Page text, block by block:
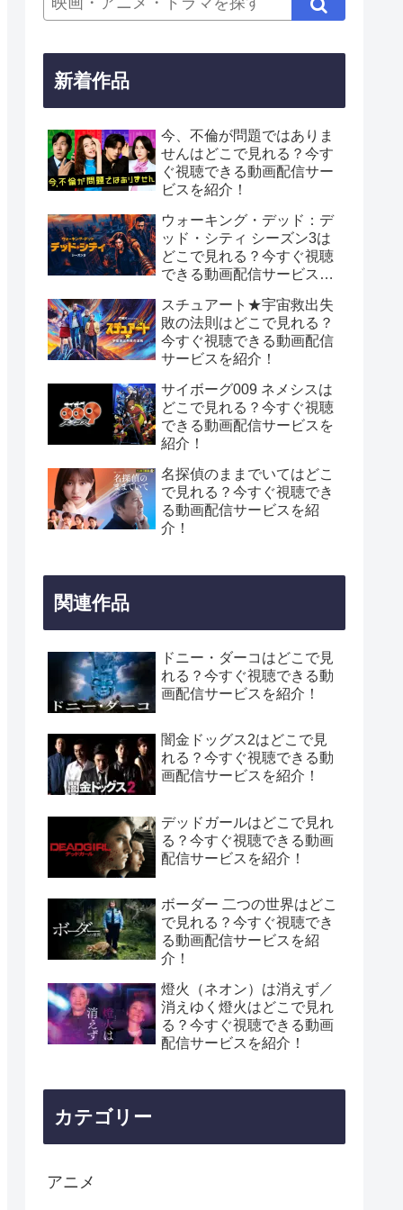
新着作品
今、不倫が問題ではありま
せんはどこで見れる？今す
ぐ視聴できる動画配信サー
ビスを紹介！
ウォーキング・デッド：デ
ッド・シティ シーズン3は
どこで見れる？今すぐ視聴
できる動画配信サービスを
スチュアート★宇宙救出失
敗の法則はどこで見れる？
今すぐ視聴できる動画配信
サービスを紹介！
サイボーグ009 ネメシスは
どこで見れる？今すぐ視聴
できる動画配信サービスを
紹介！
名探偵のままでいてはどこ
で見れる？今すぐ視聴でき
る動画配信サービスを紹
介！
関連作品
ドニー・ダーコはどこで見
れる？今すぐ視聴できる動
画配信サービスを紹介！
闇金ドッグス2はどこで見
れる？今すぐ視聴できる動
画配信サービスを紹介！
デッドガールはどこで見れ
る？今すぐ視聴できる動画
配信サービスを紹介！
ボーダー 二つの世界はどこ
で見れる？今すぐ視聴でき
る動画配信サービスを紹
介！
燈火（ネオン）は消えず／
消えゆく燈火はどこで見れ
る？今すぐ視聴できる動画
配信サービスを紹介！
カテゴリー
アニメ